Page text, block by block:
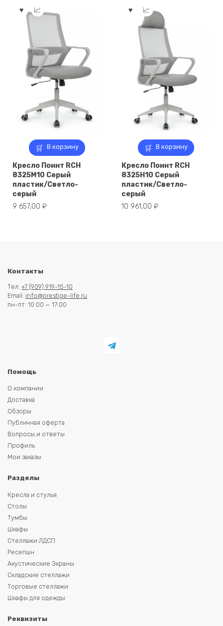
В корзину
Кресло Поинт RCH
8325M10 Серый
пластик/Светло-
серый
9 657,00 ₽
В корзину
Кресло Поинт RCH
8325H10 Серый
пластик/Светло-
серый
10 961,00 ₽
Контакты
Тел: +7 (909) 919-15-10
Email: info@prestige-life.ru
пн-пт: 10:00 — 17:00
Помощь
О компании
Доставка
Обзоры
Публичная оферта
Вопросы и ответы
Профиль
Мои заказы
Разделы
Кресла и стулья
Столы
Тумбы
Шкафы
Стеллажи ЛДСП
Ресепшн
Акустические Экраны
Складские стеллажи
Торговые стеллажи
Шкафы для одежды
Реквизиты